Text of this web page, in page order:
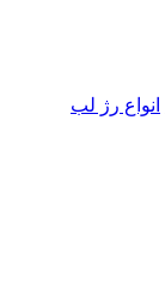
انواع رژ لب